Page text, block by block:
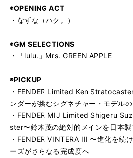
◉OPENING ACT
・なずな（ハク。）
◉GM SELECTIONS
・「lulu.」Mrs. GREEN APPLE
◉PICKUP
・FENDER Limited Ken
ンダーが挑むシグネチャー・モデル
・FENDER MIJ Limited Shigeru
ster〜鈴木茂の絶対的メインを日本製
・FENDER VINTERA III 〜進化を続
ーズがさらなる完成度へ